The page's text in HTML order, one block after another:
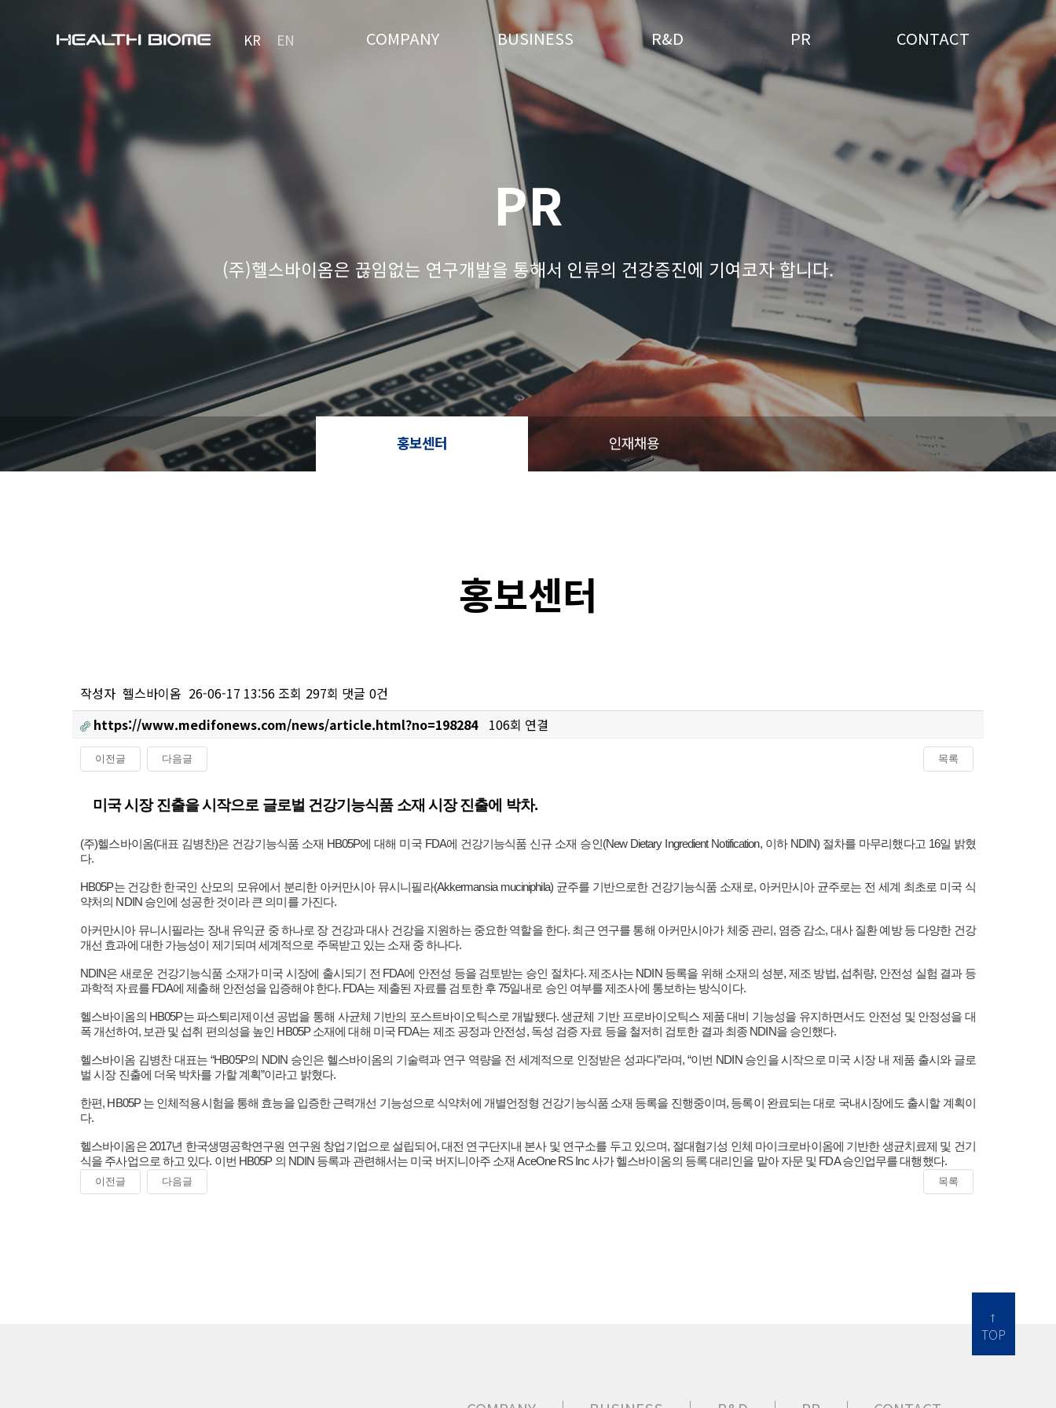
COMPANY BUSINESS R&D PR CONTACT
KR EN
PR
(주)헬스바이옴은 끊임없는 연구개발을 통해서 인류의 건강증진에 기여코자 합니다.
홍보센터 인재채용
홍보센터
작성자 헬스바이옴 26-06-17 13:56 조회 297회 댓글 0건
https://www.medifonews.com/news/article.html?no=198284
106회 연결
이전글 다음글 목록
본문
미국 시장 진출을 시작으로 글로벌 건강기능식품 소재 시장 진출에 박차.
(주)헬스바이옴(대표 김병찬)은 건강기능식품 소재 HB05P에 대해 미국 FDA에 건강기능식품 신규 소재 승인(New Dietary Ingredient Notification, 이하 NDIN) 절차를 마무리했다고 16일 밝혔
다.
HB05P는 건강한 한국인 산모의 모유에서 분리한 아커만시아 뮤시니필라(Akkermansia muciniphila) 균주를 기반으로한 건강기능식품 소재로, 아커만시아 균주로는 전 세계 최초로 미국 식
약처의 NDIN 승인에 성공한 것이라 큰 의미를 가진다.
아커만시아 뮤니시필라는 장내 유익균 중 하나로 장 건강과 대사 건강을 지원하는 중요한 역할을 한다. 최근 연구를 통해 아커만시아가 체중 관리, 염증 감소, 대사 질환 예방 등 다양한 건강
개선 효과에 대한 가능성이 제기되며 세계적으로 주목받고 있는 소재 중 하나다.
NDIN은 새로운 건강기능식품 소재가 미국 시장에 출시되기 전 FDA에 안전성 등을 검토받는 승인 절차다. 제조사는 NDIN 등록을 위해 소재의 성분, 제조 방법, 섭취량, 안전성 실험 결과 등
과학적 자료를 FDA에 제출해 안전성을 입증해야 한다. FDA는 제출된 자료를 검토한 후 75일내로 승인 여부를 제조사에 통보하는 방식이다.
헬스바이옴의 HB05P는 파스퇴리제이션 공법을 통해 사균체 기반의 포스트바이오틱스로 개발됐다. 생균체 기반 프로바이오틱스 제품 대비 기능성을 유지하면서도 안전성 및 안정성을 대
폭 개선하여, 보관 및 섭취 편의성을 높인 HB05P 소재에 대해 미국 FDA는 제조 공정과 안전성, 독성 검증 자료 등을 철저히 검토한 결과 최종 NDIN을 승인했다.
헬스바이옴 김병찬 대표는 “HB05P의 NDIN 승인은 헬스바이옴의 기술력과 연구 역량을 전 세계적으로 인정받은 성과다”라며, “이번 NDIN 승인을 시작으로 미국 시장 내 제품 출시와 글로
벌 시장 진출에 더욱 박차를 가할 계획”이라고 밝혔다.
한편, HB05P 는 인체적용시험을 통해 효능을 입증한 근력개선 기능성으로 식약처에 개별언정형 건강기능식품 소재 등록을 진행중이며, 등록이 완료되는 대로 국내시장에도 출시할 계획이
다.
헬스바이옴은 2017년 한국생명공학연구원 연구원 창업기업으로 설립되어, 대전 연구단지내 본사 및 연구소를 두고 있으며, 절대혐기성 인체 마이크로바이옴에 기반한 생균치료제 및 건기
식을 주사업으로 하고 있다. 이번 HB05P 의 NDIN 등록과 관련해서는 미국 버지니아주 소재 AceOne RS Inc 사가 헬스바이옴의 등록 대리인을 맡아 자문 및 FDA 승인업무를 대행했다.
이전글 다음글 목록
TOP